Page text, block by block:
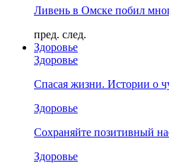
Ливень в Омске побил
пред. след.
Здоровье
Здоровье
Спасая жизни. Истории о
Здоровье
Сохраняйте позитивный
Здоровье